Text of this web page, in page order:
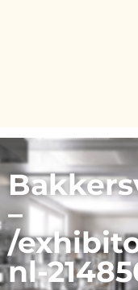
–
/
nl-